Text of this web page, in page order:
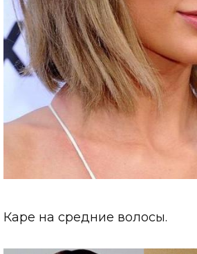
Каре на средние волосы.